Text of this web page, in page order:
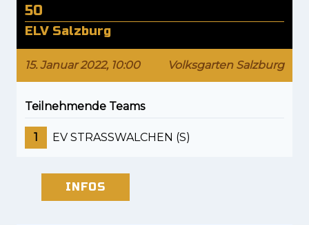
50
ELV Salzburg
15. Januar 2022, 10:00 Volksgarten Salzburg
Teilnehmende Teams
1 EV STRASSWALCHEN (S)
INFOS